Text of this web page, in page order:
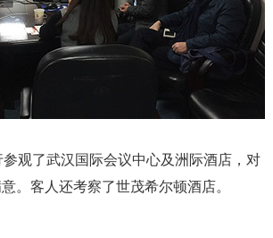
观了武汉国际会议中心及洲际酒店，对
。客人还考察了世茂希尔顿酒店。